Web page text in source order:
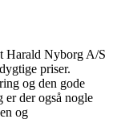
Harald Nyborg A/S
priser.
og den gode
er der også nogle
og